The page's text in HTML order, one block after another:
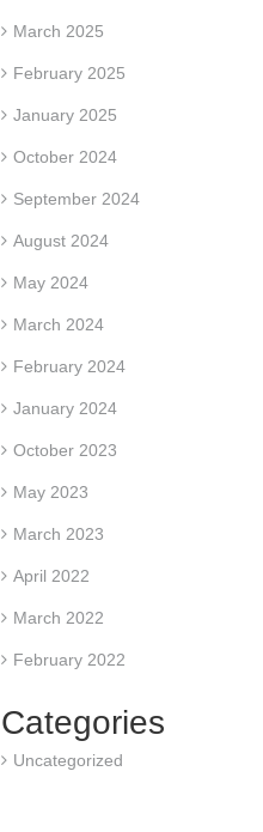
March 2025
February 2025
January 2025
October 2024
September 2024
August 2024
May 2024
March 2024
February 2024
January 2024
October 2023
May 2023
March 2023
April 2022
March 2022
February 2022
Categories
Uncategorized